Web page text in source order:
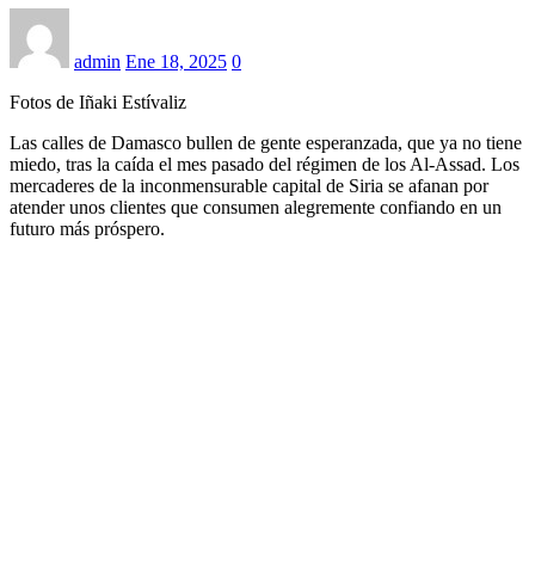
admin Ene 18, 2025 0
Fotos de Iñaki Estívaliz
Las calles de Damasco bullen de gente esperanzada, que ya no tiene
miedo, tras la caída el mes pasado del régimen de los Al-Assad. Los
mercaderes de la inconmensurable capital de Siria se afanan por
atender unos clientes que consumen alegremente confiando en un
futuro más próspero.